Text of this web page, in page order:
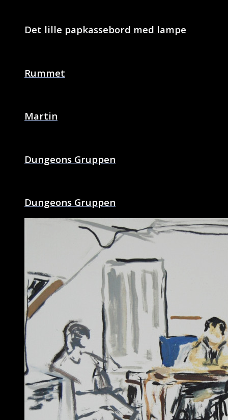
Det lille papkassebord med lampe
Rummet
Martin
Dungeons Gruppen
Dungeons Gruppen